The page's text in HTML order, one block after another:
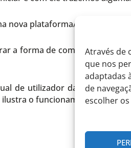
Através de
que nos
adaptadas
de
escolher
nova plataforma/aplicação
a forma de comunicar e
de utilizador da plataforma
o funcionamento da